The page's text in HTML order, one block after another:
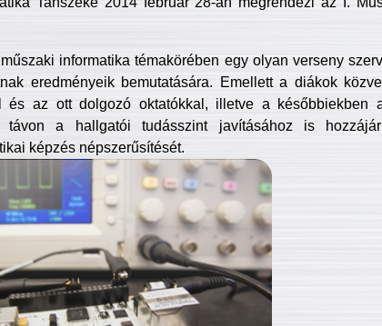
informatika témakörében egy olyan verseny
eredményeik bemutatására. Emellett a diákok
és az ott dolgozó oktatókkal, illetve a későbbiekben
távon a hallgatói tudásszint javításához is
képzés népszerűsítését.